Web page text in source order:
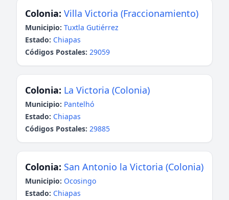
Colonia: Villa Victoria (Fraccionamiento)
Municipio: Tuxtla Gutiérrez
Estado: Chiapas
Códigos Postales: 29059
Colonia: La Victoria (Colonia)
Municipio: Pantelhó
Estado: Chiapas
Códigos Postales: 29885
Colonia: San Antonio la Victoria (Colonia)
Municipio: Ocosingo
Estado: Chiapas